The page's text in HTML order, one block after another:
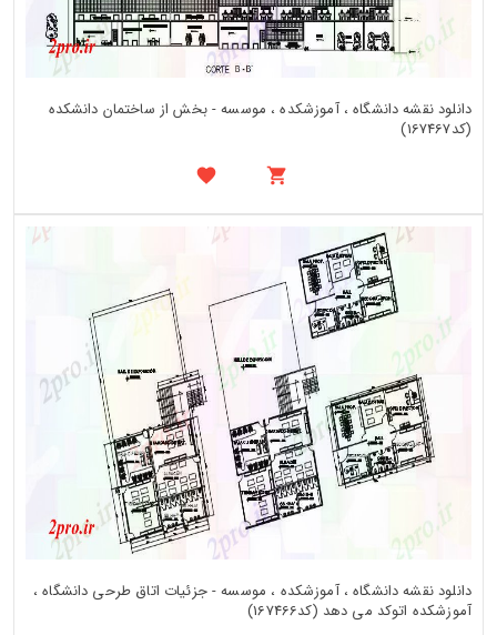
دانلود نقشه دانشگاه ، آموزشکده ، موسسه - بخش از ساختمان دانشکده
(کد167467)
دانلود نقشه دانشگاه ، آموزشکده ، موسسه - جزئیات اتاق طرحی دانشگاه ،
آموزشکده اتوکد می دهد (کد167466)